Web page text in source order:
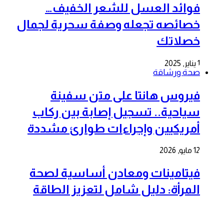
فوائد العسل للشعر الخفيف…
خصائصه تجعله وصفة سحرية لجمال
خصلاتك
1 يناير, 2025
صحة ورشاقة
فيروس هانتا على متن سفينة
سياحية.. تسجيل إصابة بين ركاب
أمريكيين وإجراءات طوارئ مشددة
12 مايو, 2026
فيتامينات ومعادن أساسية لصحة
المرأة: دليل شامل لتعزيز الطاقة